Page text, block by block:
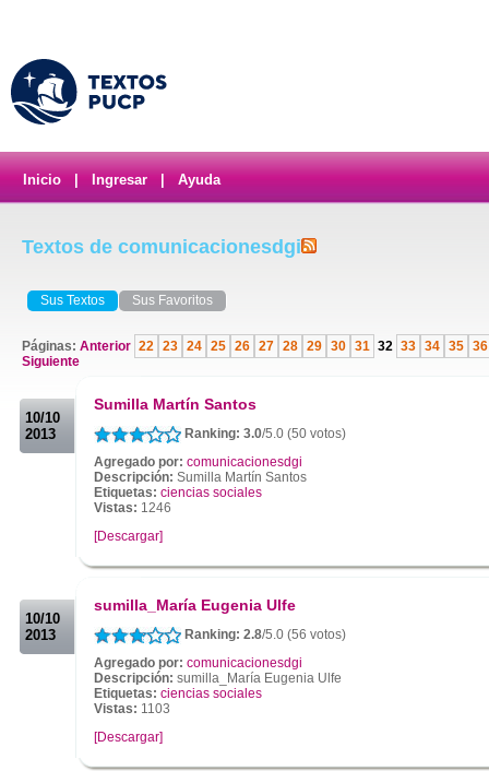
Inicio Ingresar Ayuda
Textos de comunicacionesdgi
Sus Textos Sus Favoritos
Páginas: Anterior 22 23 24 25 26 27 28 29 30 31 32 33 34 35 36
Siguiente
10/10
2013
Sumilla Martín Santos
Ranking: 3.0/5.0 (50 votos)
Agregado por: comunicacionesdgi
Descripción: Sumilla Martín Santos
Etiquetas: ciencias sociales
Vistas: 1246
[Descargar]
10/10
2013
sumilla_María Eugenia Ulfe
Ranking: 2.8/5.0 (56 votos)
Agregado por: comunicacionesdgi
Descripción: sumilla_María Eugenia Ulfe
Etiquetas: ciencias sociales
Vistas: 1103
[Descargar]